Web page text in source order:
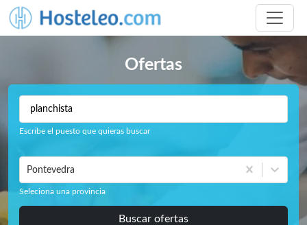
Ofertas
Escribe el puesto que quieras buscar
Pontevedra
Seleciona una provincia
Buscar ofertas